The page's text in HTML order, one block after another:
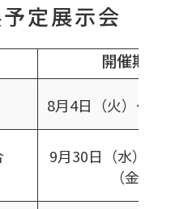
定展示会
開催期間
8月4日（火）～7
9月30日（水）～
（金）